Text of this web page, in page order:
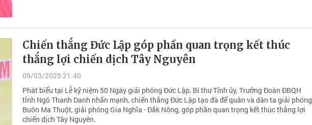
Chiến thắng Đức Lập góp phần quan trọng kết thúc
thắng lợi chiến dịch Tây Nguyên
09/03/2025 21:40
Phát biểu tại Lễ kỷ niệm 50 Ngày giải phóng Đức Lập, Bí thư Tỉnh ủy, Trưởng Đoàn ĐBQH
tỉnh Ngô Thanh Danh nhấn mạnh, chiến thắng Đức Lập tạo đà để quân và dân ta giải phóng
Buôn Ma Thuột, giải phóng Gia Nghĩa - Đắk Nông, góp phần quan trọng kết thúc thắng lợi
chiến dịch Tây Nguyên.